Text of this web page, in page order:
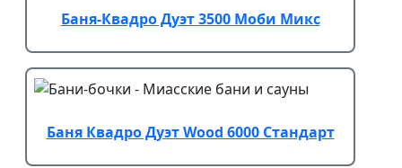
Баня-Квадро Дуэт 3500 Моби Микс
Баня Квадро Дуэт Wood 6000 Стандарт